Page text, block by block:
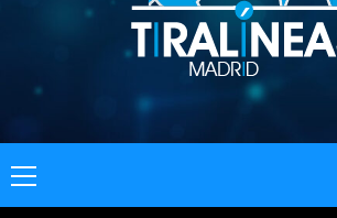
Menú
principal